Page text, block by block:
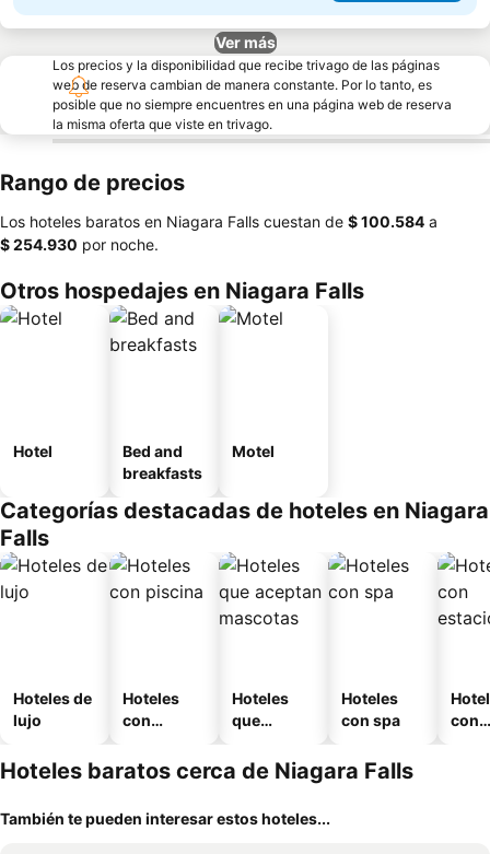
Ver más
Los precios y la disponibilidad que recibe trivago de las páginas
web de reserva cambian de manera constante. Por lo tanto, es
posible que no siempre encuentres en una página web de reserva
la misma oferta que viste en trivago.
Rango de precios
Los hoteles baratos en Niagara Falls cuestan de ‎$ 100.584 a
‎$ 254.930 por noche.
Otros hospedajes en Niagara Falls
Hotel
Bed and
breakfasts
Motel
Categorías destacadas de hoteles en Niagara
Falls
Hoteles de
lujo
Hoteles
con
Hoteles
que
mascotas
Hoteles
con spa
con
Hoteles baratos cerca de Niagara Falls
También te pueden interesar estos hoteles...